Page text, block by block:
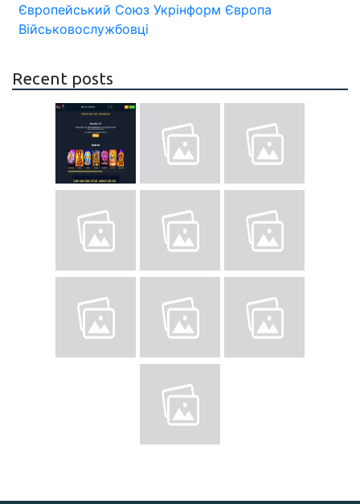
Європейський Союз Укрінформ Європа
Військовослужбовці
Recent posts